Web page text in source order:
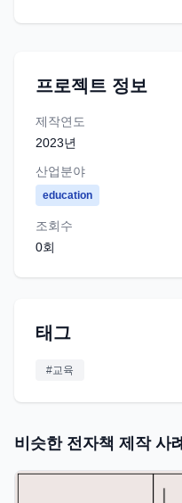
프로젝트 정보
제작연도
2023년
산업분야
education
조회수
0회
태그
#교육
비슷한 전자책 제작 사례